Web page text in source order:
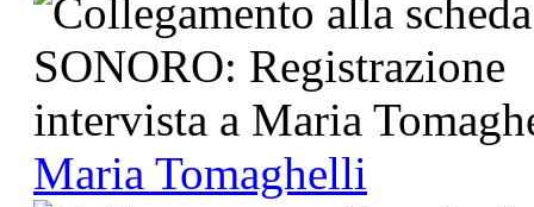
Maria Tomaghelli